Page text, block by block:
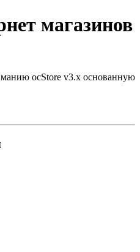
магазинов
ocStore v3.x основанную